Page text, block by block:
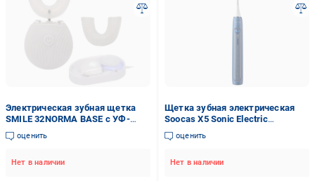
Электрическая зубная щетка
SMILE 32NORMA BASE с УФ-
стерилизатором (e607b6-246)
оценить
Нет в наличии
Щетка зубная электрическая
Soocas X5 Sonic Electric
Toothbrush Blue
оценить
Нет в наличии